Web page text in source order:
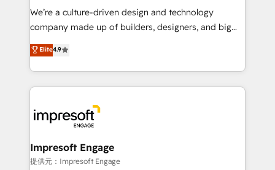
Portuguese, and English to design scalable strategies
that drive measurable growth. 🌎 Highlights: • 10+
Platform Migration Excellence. • Top 3 Partner of the
Year LATAM 2022, 2023, 2024, 2025. • Partner of the
business with HubSpot? Let Cebra’s experts help
you grow faster, smarter, and with impact.
We’re a culture-driven design and technology
company made up of builders, designers, and big
thinkers. We blend strategy, design, and
development—always fueled by curiosity—to turn
ideas, opportunities, and challenges into meaningful
experiences. To us, technology is more than just
and—most importantly—simple. That’s why we lean
into bold ideas and shape them into thoughtful
products and strategies that actually make a
difference.
Elite4.9
Impresoft Engage
提供元：Impresoft Engage